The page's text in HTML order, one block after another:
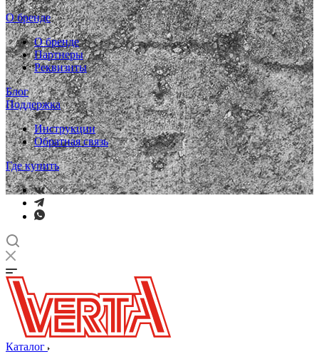
О бренде
О бренде
Партнеры
Реквизиты
Блог
Поддержка
Инструкции
Обратная связь
Где купить
Каталог